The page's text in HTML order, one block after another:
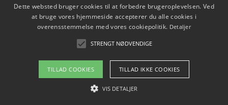
Køb produkter i danske webshops for at spare på
transport og nedbringe CO2-udledning
Copyright 2026 - Pilanto Aps
Om / kontakt
Dette websted bruger cookies til at forbedre brugeroplevelsen. Ved
at bruge vores hjemmeside accepterer du alle cookies i
overensstemmelse med vores cookiepolitik. Detaljer
STRENGT NØDVENDIGE
TILLAD COOKIES TILLAD IKKE COOKIES
VIS DETALJER